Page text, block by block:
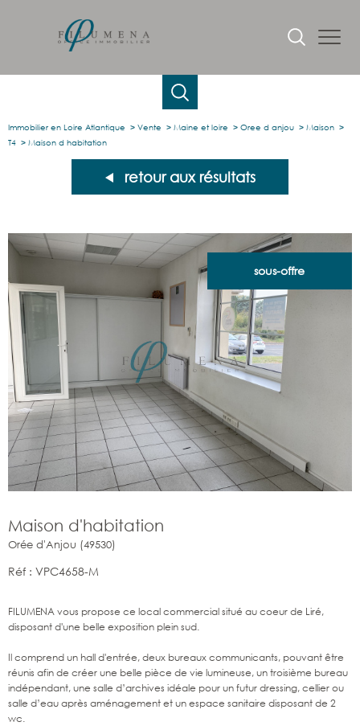
Immobilier en Loire Atlantique Vente Maine et loire Oree d anjou
Maison
T4
Maison d habitation
retour aux résultats
sous-offre
Maison d'habitation
Orée d'Anjou (49530)
Réf : VPC4658-M
FILUMENA vous propose ce local commercial situé au coeur de Liré,
disposant d'une belle exposition plein sud.
Il comprend un hall d'entrée, deux bureaux communicants, pouvant être
réunis afin de créer une belle pièce de vie lumineuse, un troisième bureau
indépendant, une salle d’archives idéale pour un futur dressing, cellier ou
salle d’eau après aménagement et un espace sanitaire disposant de 2
wc.